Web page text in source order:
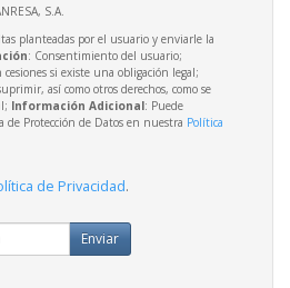
S.A.
planteadas por el usuario y enviarle la
: Consentimiento del usuario;
cesiones si existe una obligación legal;
así como otros derechos, como se
Información Adicional: Puede
Protección de Datos en nuestra Política
de Privacidad.
Enviar